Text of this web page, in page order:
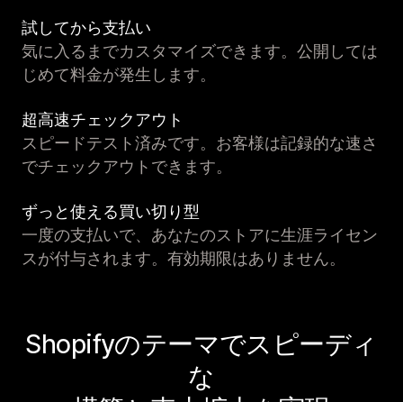
試してから支払い
気に入るまでカスタマイズできます。公開しては
じめて料金が発生します。
超高速チェックアウト
スピードテスト済みです。お客様は記録的な速さ
でチェックアウトできます。
ずっと使える買い切り型
一度の支払いで、あなたのストアに生涯ライセン
スが付与されます。有効期限はありません。
Shopifyのテーマでスピーディ
な